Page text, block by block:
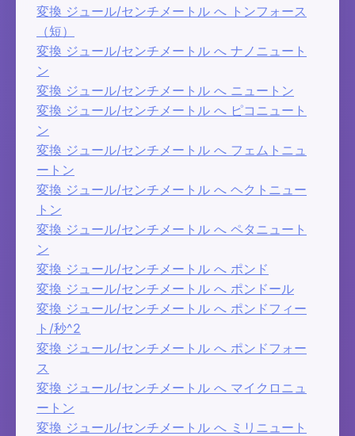
変換 ジュール/センチメートル へ トンフォース
（短）
変換 ジュール/センチメートル へ ナノニュート
ン
変換 ジュール/センチメートル へ ニュートン
変換 ジュール/センチメートル へ ピコニュート
ン
変換 ジュール/センチメートル へ フェムトニュ
ートン
変換 ジュール/センチメートル へ ヘクトニュー
トン
変換 ジュール/センチメートル へ ペタニュート
ン
変換 ジュール/センチメートル へ ポンド
変換 ジュール/センチメートル へ ポンドール
変換 ジュール/センチメートル へ ポンドフィー
ト/秒^2
変換 ジュール/センチメートル へ ポンドフォー
ス
変換 ジュール/センチメートル へ マイクロニュ
ートン
変換 ジュール/センチメートル へ ミリニュート